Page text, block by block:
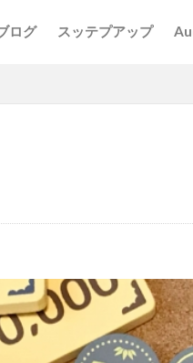
ログ スッテプアップ